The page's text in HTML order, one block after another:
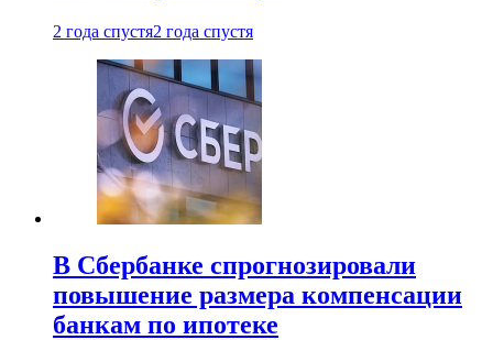
2 года спустя2 года спустя
В Сбербанке спрогнозировали
повышение размера компенсации
банкам по ипотеке